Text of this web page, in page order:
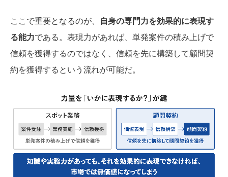
ここで重要となるのが、
自身の専門力を効果的に表現す
る能力である。表現力があれば、単発案件の積み上げで
信頼を獲得するのではなく、信頼を先に構築して顧問契
約を獲得するという流れが可能だ。